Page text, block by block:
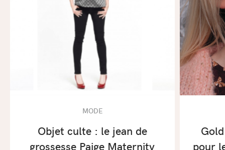
MODE
Objet culte : le jean de
grossesse Paige Maternity
pour